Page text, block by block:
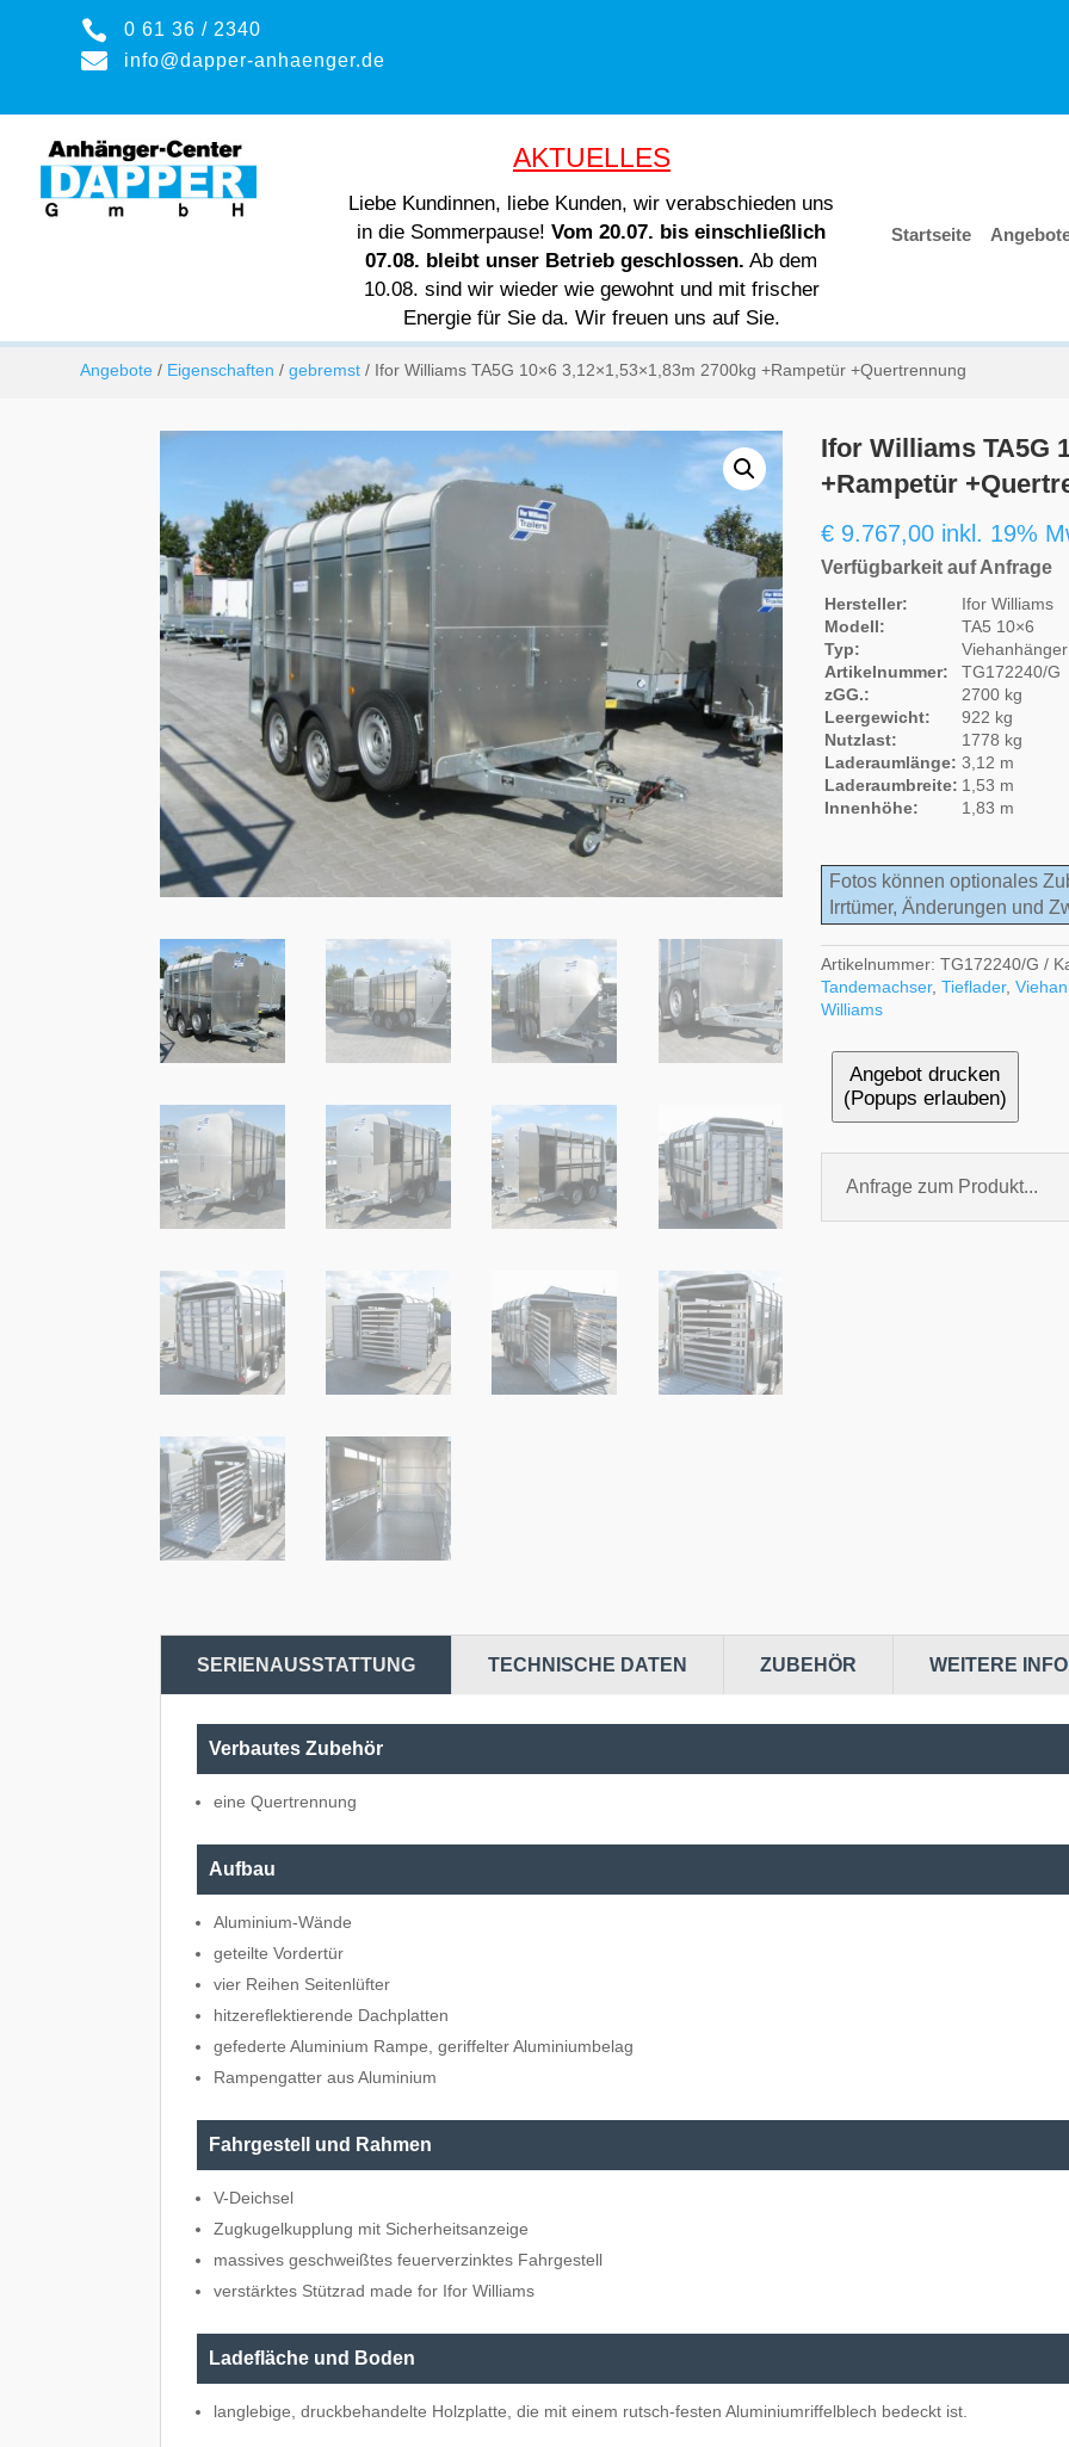
 0 61 36 / 2340
 info@dapper-anhaenger.de
AKTUELLES
Liebe Kundinnen, liebe Kunden, wir verabschieden uns
in die Sommerpause!Vom 20.07. bis einschließlich
07.08. bleibt unser Betrieb geschlossen. Ab dem
10.08. sind wir wieder wie gewohnt und mit frischer
Energie für Sie da. Wir freuen uns auf Sie.
Startseite
Angebote / Eigenschaften /gebremst / Ifor Williams TA5G 10×6 3,12×1,53×1,83m 2700kg +Rampetür +Quertrennung
Ifor Williams TA5G
+Rampetür
€ 9.767,00 inkl. 19%
Verfügbarkeit auf Anfrage
Hersteller:
Ifor Williams
Modell:
TA5 10×6
Typ:
Viehanhänger
Artikelnummer:
TG172240/G
zGG.:
2700 kg
Leergewicht:
922 kg
Nutzlast:
1778 kg
Laderaumlänge: 3,12 m
Laderaumbreite: 1,53 m
Innenhöhe:
1,83 m
Fotos können optionales
Irrtümer, Änderungen und
Artikelnummer:TG172240/G
Tandemachser,Tieflader,
Williams
Angebot drucken
(Popups erlauben)
Anfrage zum Produkt...
SERIENAUSSTATTUNG TECHNISCHE DATEN ZUBEHÖR WEITERE
Verbautes Zubehör
eine Quertrennung
Aufbau
Aluminium-Wände
geteilte Vordertür
vier Reihen Seitenlüfter
hitzereflektierende Dachplatten
gefederte Aluminium Rampe, geriffelter Aluminiumbelag
Rampengatter aus Aluminium
Fahrgestell und Rahmen
V-Deichsel
Zugkugelkupplung mit Sicherheitsanzeige
massives geschweißtes feuerverzinktes Fahrgestell
verstärktes Stützrad made for Ifor Williams
Ladefläche und Boden
langlebige, druckbehandelte Holzplatte, die mit einem rutsch-festen Aluminiumriffelblech bedeckt ist.